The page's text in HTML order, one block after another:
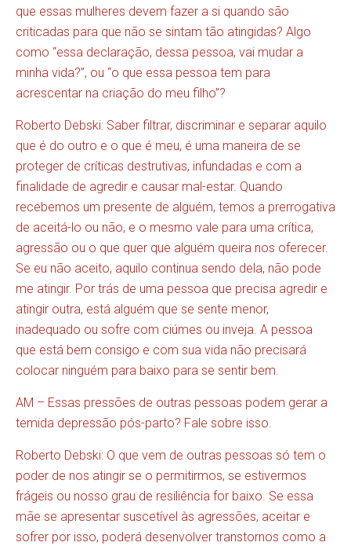
que essas mulheres devem fazer a si quando são
criticadas para que não se sintam tão atingidas? Algo
como “essa declaração, dessa pessoa, vai mudar a
minha vida?”, ou “o que essa pessoa tem para
acrescentar na criação do meu filho”?
Roberto Debski: Saber filtrar, discriminar e separar aquilo
que é do outro e o que é meu, é uma maneira de se
proteger de críticas destrutivas, infundadas e com a
finalidade de agredir e causar mal-estar. Quando
recebemos um presente de alguém, temos a prerrogativa
de aceitá-lo ou não, e o mesmo vale para uma crítica,
agressão ou o que quer que alguém queira nos oferecer.
Se eu não aceito, aquilo continua sendo dela, não pode
me atingir. Por trás de uma pessoa que precisa agredir e
atingir outra, está alguém que se sente menor,
inadequado ou sofre com ciúmes ou inveja. A pessoa
que está bem consigo e com sua vida não precisará
colocar ninguém para baixo para se sentir bem.
AM – Essas pressões de outras pessoas podem gerar a
temida depressão pós-parto? Fale sobre isso.
Roberto Debski: O que vem de outras pessoas só tem o
poder de nos atingir se o permitirmos, se estivermos
frágeis ou nosso grau de resiliência for baixo. Se essa
mãe se apresentar suscetível às agressões, aceitar e
sofrer por isso, poderá desenvolver transtornos como a